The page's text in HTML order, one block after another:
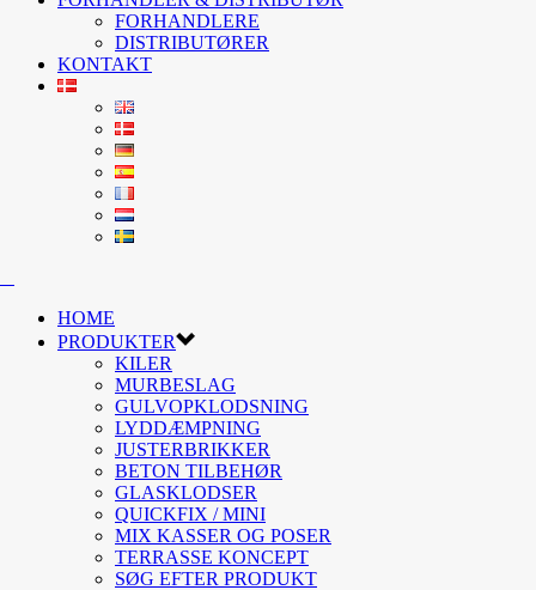
FORHANDLERE
DISTRIBUTØRER
KONTAKT
HOME
PRODUKTER
KILER
MURBESLAG
GULVOPKLODSNING
LYDDÆMPNING
JUSTERBRIKKER
BETON TILBEHØR
GLASKLODSER
QUICKFIX / MINI
MIX KASSER OG POSER
TERRASSE KONCEPT
SØG EFTER PRODUKT